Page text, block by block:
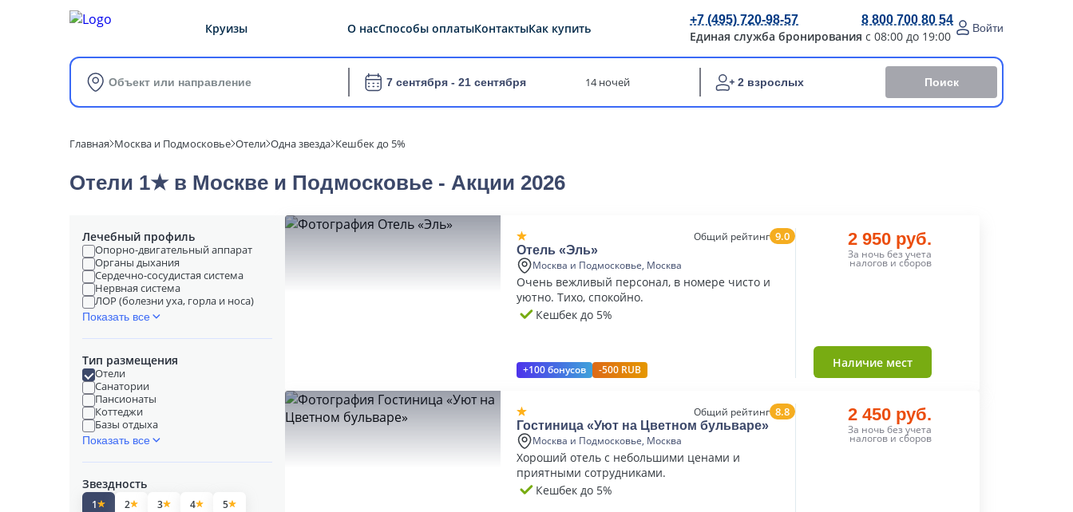
Круизы О насСпособы оплатыКонтактыКак купить
+7 (495) 720-98-57 8 800 700 80 54
Единая служба бронирования с 08:00 до 19:00
Войти
Объект или направление 7 сентября - 21 сентября 14 ночей 2 взрослых Поиск
Главная Москва и Подмосковье Отели Одна звезда Кешбек до 5%
Отели 1★ в Москве и Подмосковье - Акции 2026
Лечебный профиль
Опорно-двигательный аппарат
Органы дыхания
Сердечно-сосудистая система
Нервная система
ЛОР (болезни уха, горла и носа)
Показать все
Тип размещения
Отели
Санатории
Пансионаты
Коттеджи
Базы отдыха
Показать все
Звездность
1 2 3 4 5
Общий рейтинг 9.0
Отель «Эль»
Москва и Подмосковье, Москва
Очень вежливый персонал, в номере чисто и
уютно. Тихо, спокойно.
Кешбек до 5%
+100 бонусов -500 RUB
2 950 руб.
За ночь без учета
налогов и сборов
Наличие мест
Общий рейтинг 8.8
Гостиница «Уют на Цветном бульваре»
Москва и Подмосковье, Москва
Хорoший отель с небольшими ценами и
приятными сотрудниками.
Кешбек до 5%
2 450 руб.
За ночь без учета
налогов и сборов